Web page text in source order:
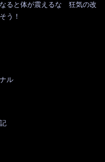
ると体が震えるな 狂気の改
う！
ル